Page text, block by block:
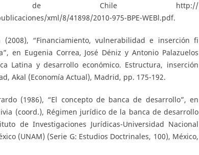
de Chile http://
xml/8/41898/2010-975-BPE-WEBl.pdf.
(2008), “Financiamiento, vulnerabilidad e inserción fi
en Eugenia Correa, José Déniz y Antonio Palazuelos
Latina y desarrollo económico. Estructura, inserción
Akal (Economía Actual), Madrid, pp. 175-192.
(1986), “El concepto de banca de desarrollo”, en
(coord.), Régimen jurídico de la banca de desarrollo
de Investigaciones Jurídicas-Universidad Nacional
(UNAM) (Serie G: Estudios Doctrinales, 100), México,